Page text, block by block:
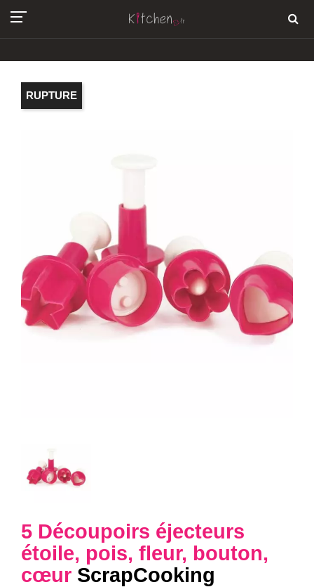
RUPTURE
5 Découpoirs éjecteurs
étoile, pois, fleur, bouton,
cœur ScrapCooking